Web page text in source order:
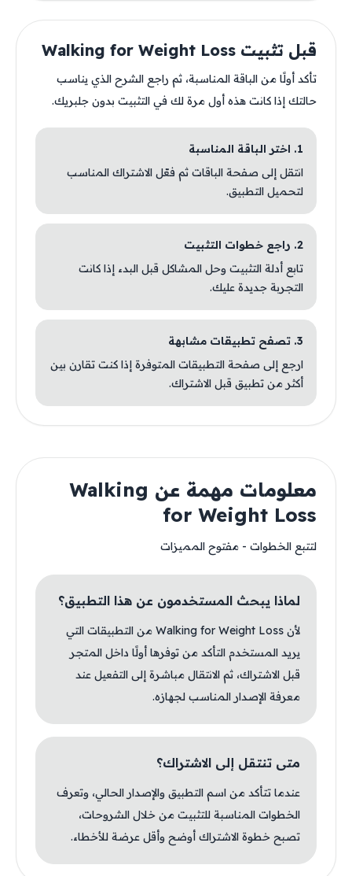
قبل تثبيت Walking for Weight Loss
تأكد أولًا من الباقة المناسبة، ثم راجع الشرح الذي يناسب
حالتك إذا كانت هذه أول مرة لك في التثبيت بدون جلبريك.
1. اختر الباقة المناسبة
انتقل إلى صفحة الباقات ثم فعّل الاشتراك المناسب
لتحميل التطبيق.
2. راجع خطوات التثبيت
تابع أدلة التثبيت وحل المشاكل قبل البدء إذا كانت
التجربة جديدة عليك.
3. تصفح تطبيقات مشابهة
ارجع إلى صفحة التطبيقات المتوفرة إذا كنت تقارن بين
أكثر من تطبيق قبل الاشتراك.
معلومات مهمة عن Walking
for Weight Loss
لتتبع الخطوات - مفتوح المميزات
لماذا يبحث المستخدمون عن هذا التطبيق؟
لأن Walking for Weight Loss من التطبيقات التي
يريد المستخدم التأكد من توفرها أولًا داخل المتجر
قبل الاشتراك، ثم الانتقال مباشرة إلى التفعيل عند
معرفة الإصدار المناسب لجهازه.
متى تنتقل إلى الاشتراك؟
عندما تتأكد من اسم التطبيق والإصدار الحالي، وتعرف
الخطوات المناسبة للتثبيت من خلال الشروحات،
تصبح خطوة الاشتراك أوضح وأقل عرضة للأخطاء.